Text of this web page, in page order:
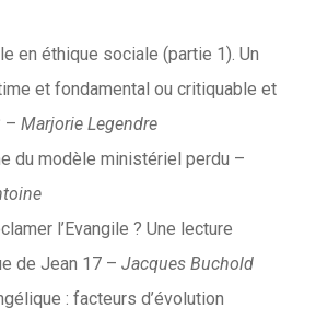
en éthique sociale (partie 1). Un
et fondamental ou critiquable et
– Marjorie Legendre
du modèle ministériel perdu –
l’Evangile ? Une lecture
de Jean 17 – Jacques Buchold
: facteurs d’évolution